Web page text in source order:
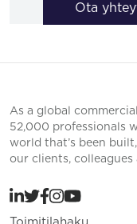
Ota
As a global
52,000 professionals
world that’s been
our clients, colleagues